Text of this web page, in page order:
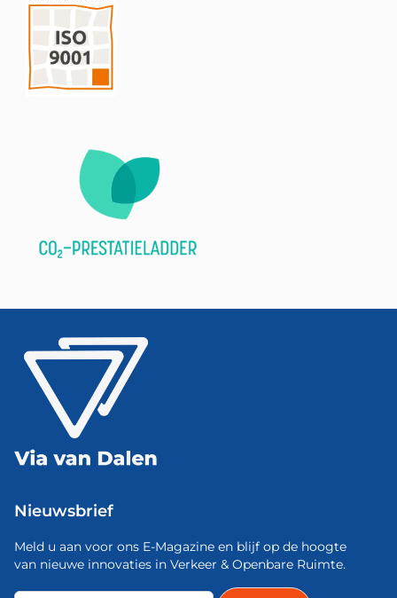
Nieuwsbrief
Meld u aan voor ons E-Magazine en blijf op de hoogte
van nieuwe innovaties in Verkeer & Openbare Ruimte.